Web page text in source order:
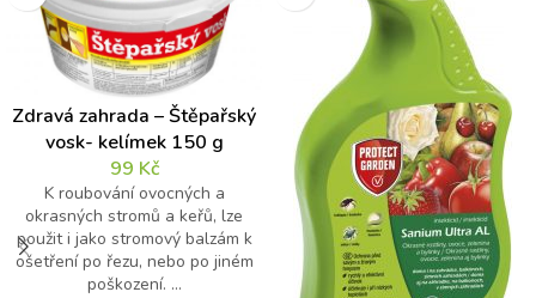
Zdravá zahrada – Štěpařský
vosk- kelímek 150 g
99 Kč
K roubování ovocných a
okrasných stromů a keřů, lze
použit i jako stromový balzám k
ošetření po řezu, nebo po jiném
poškození. ...